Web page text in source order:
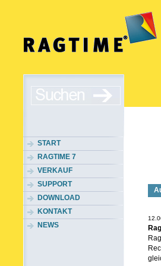
START
RAGTIME 7
VERKAUF
SUPPORT
DOWNLOAD
KONTAKT
NEWS